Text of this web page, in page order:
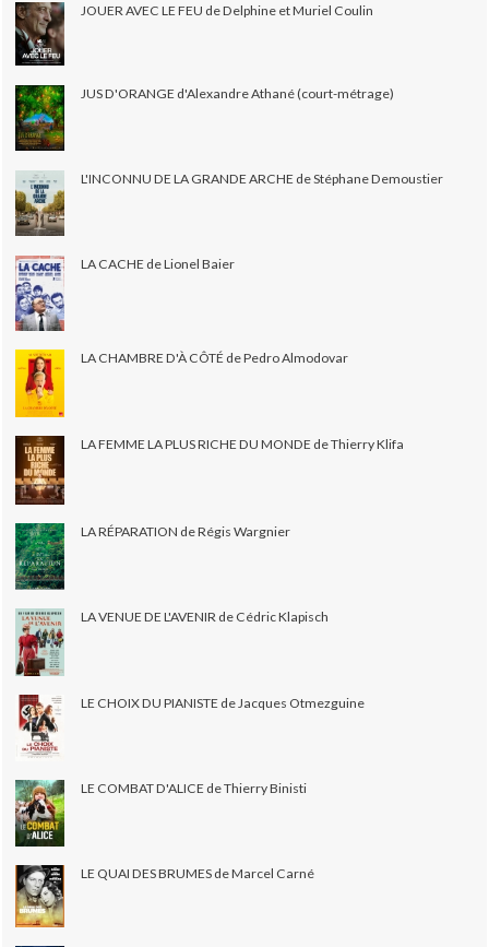
JOUER AVEC LE FEU de Delphine et Muriel Coulin
JUS D'ORANGE d'Alexandre Athané (court-métrage)
L'INCONNU DE LA GRANDE ARCHE de Stéphane Demoustier
LA CACHE de Lionel Baier
LA CHAMBRE D'À CÔTÉ de Pedro Almodovar
LA FEMME LA PLUS RICHE DU MONDE de Thierry Klifa
LA RÉPARATION de Régis Wargnier
LA VENUE DE L'AVENIR de Cédric Klapisch
LE CHOIX DU PIANISTE de Jacques Otmezguine
LE COMBAT D'ALICE de Thierry Binisti
LE QUAI DES BRUMES de Marcel Carné